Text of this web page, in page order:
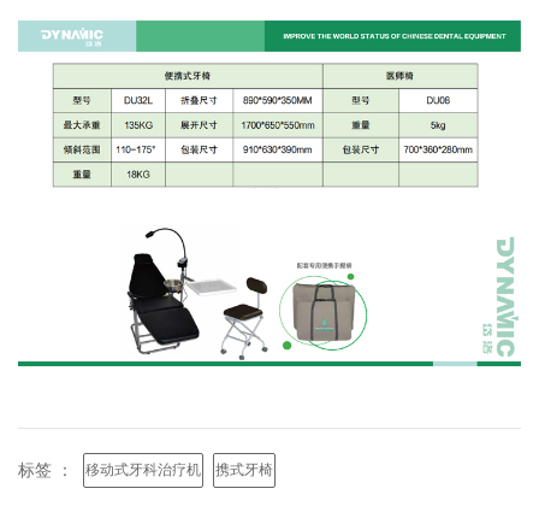
标签 ： 移动式牙科治疗机 携式牙椅